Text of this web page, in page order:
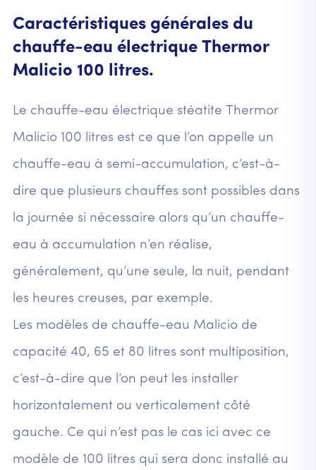
Caractéristiques générales du
chauffe-eau électrique Thermor
Malicio 100 litres.
Le chauffe-eau électrique stéatite Thermor
Malicio 100 litres est ce que l’on appelle un
chauffe-eau à semi-accumulation, c’est-à-
dire que plusieurs chauffes sont possibles dans
la journée si nécessaire alors qu’un chauffe-
eau à accumulation n’en réalise,
généralement, qu’une seule, la nuit, pendant
les heures creuses, par exemple.
Les modèles de chauffe-eau Malicio de
capacité 40, 65 et 80 litres sont multiposition,
c’est-à-dire que l’on peut les installer
horizontalement ou verticalement côté
gauche. Ce qui n’est pas le cas ici avec ce
modèle de 100 litres qui sera donc installé au